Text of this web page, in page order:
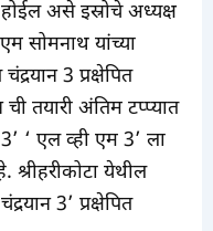
असे इस्रोचे अध्यक्ष
सोमनाथ यांच्या
3 प्रक्षेपित
तयारी अंतिम टप्प्यात
‘ एल व्ही एम 3’ ला
येथील
3’ प्रक्षेपित